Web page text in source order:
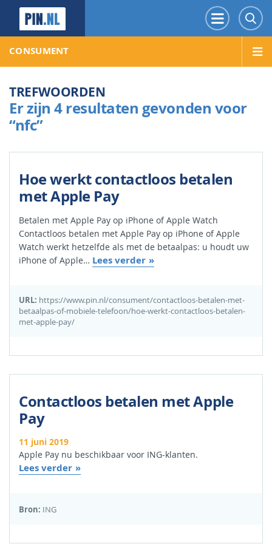
Menu
CONSUMENT
TREFWOORDEN
Er zijn 4 resultaten gevonden voor
“nfc”
Hoe werkt contactloos betalen
met Apple Pay
Betalen met Apple Pay op iPhone of Apple Watch
Contactloos betalen met Apple Pay op iPhone of Apple
Watch werkt hetzelfde als met de betaalpas: u houdt uw
iPhone of Apple… Lees verder
URL: https://www.pin.nl/consument/contactloos-betalen-met-
betaalpas-of-mobiele-telefoon/hoe-werkt-contactloos-betalen-
met-apple-pay/
Contactloos betalen met Apple
Pay
11 juni 2019
Apple Pay nu beschikbaar voor ING-klanten.
Lees verder
Bron: ING